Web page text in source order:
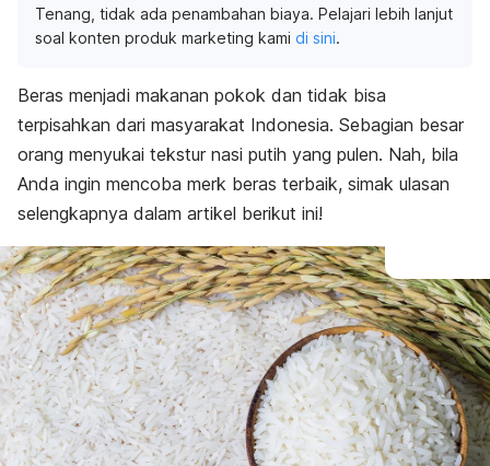
Tenang, tidak ada penambahan biaya. Pelajari lebih lanjut
soal konten produk marketing kami di sini.
Beras menjadi makanan pokok dan tidak bisa
terpisahkan dari masyarakat Indonesia. Sebagian besar
orang menyukai tekstur nasi putih yang pulen. Nah, bila
Anda ingin mencoba merk beras terbaik, simak ulasan
selengkapnya dalam artikel berikut ini!